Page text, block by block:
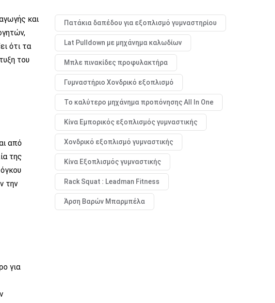
και
ότι τα
του
από
της
την
για
Πατάκια δαπέδου για εξοπλισμό γυμναστηρίου
Lat Pulldown με μηχάνημα καλωδίων
Μπλε πινακίδες προφυλακτήρα
Γυμναστήριο Χονδρικό εξοπλισμό
Το καλύτερο μηχάνημα προπόνησης All In One
Κίνα Εμπορικός εξοπλισμός γυμναστικής
Χονδρικό εξοπλισμό γυμναστικής
Κίνα Εξοπλισμός γυμναστικής
Rack Squat : Leadman Fitness
Άρση Βαρών Μπαρμπέλα